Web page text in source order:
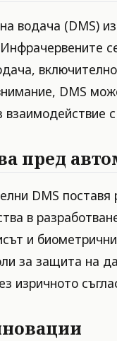
водача (DMS)
DMS
пред
DMS
в
и
за защита на
изричното